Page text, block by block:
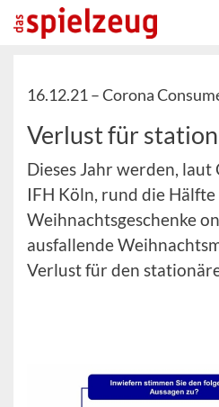
16.12.21 –Corona
Verlust für
Dieses Jahr werden, laut
IFH Köln, rund die
Weihnachtsgeschenke
ausfallende
Verlust für den